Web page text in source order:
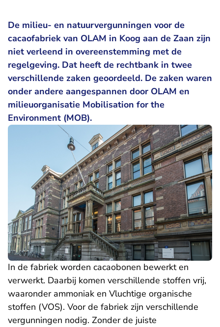
De milieu- en natuurvergunningen voor de
cacaofabriek van OLAM in Koog aan de Zaan zijn
niet verleend in overeenstemming met de
regelgeving. Dat heeft de rechtbank in twee
verschillende zaken geoordeeld. De zaken waren
onder andere aangespannen door OLAM en
milieuorganisatie Mobilisation for the
Environment (MOB).
In de fabriek worden cacaobonen bewerkt en
verwerkt. Daarbij komen verschillende stoffen vrij,
waaronder ammoniak en Vluchtige organische
stoffen (VOS). Voor de fabriek zijn verschillende
vergunningen nodig. Zonder de juiste